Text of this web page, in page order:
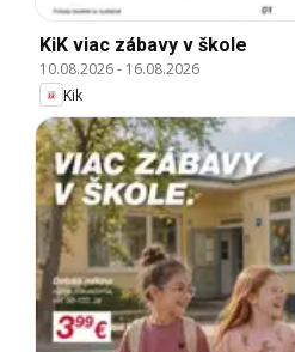
KiK viac zábavy v škole
10.08.2026- 16.08.2026
Kik